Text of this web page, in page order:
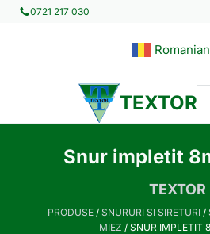
0721 217 030
Romanian
TEXTOR
Snur impletit
TEXTOR
PRODUSE / SNURURI SI SIRETURI /
MIEZ / SNUR IMPLETIT